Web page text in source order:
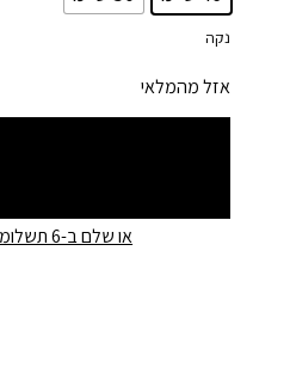
נקה
אזל מהמלאי
או שלם ב-6 תשלומים שווים של 98.33 ₪ כל חודש